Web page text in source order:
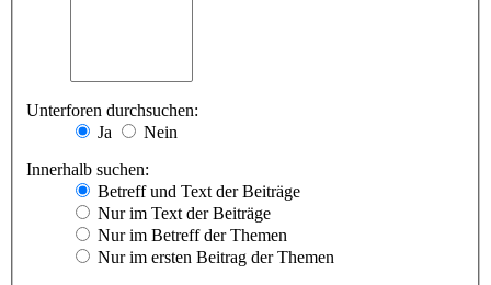
Unterforen durchsuchen:
Ja
Nein
Innerhalb suchen:
Betreff und Text der Beiträge
Nur im Text der Beiträge
Nur im Betreff der Themen
Nur im ersten Beitrag der Themen